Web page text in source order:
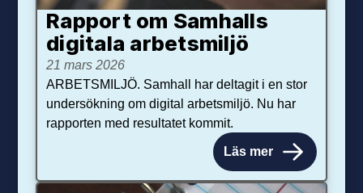
Rapport om Samhalls
digitala arbetsmiljö
21 mars 2026
ARBETSMILJÖ. Samhall har deltagit i en stor
undersökning om digital arbetsmiljö. Nu har
rapporten med resultatet kommit.
Läs mer